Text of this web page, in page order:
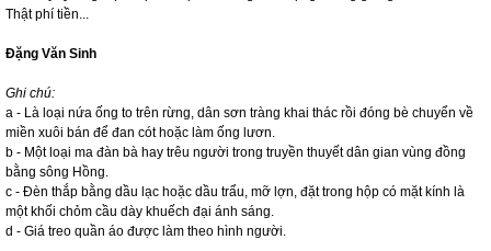
Thật phí tiền...
Đặng Văn Sinh
Ghi chú:
a - Là loại nứa ống to trên rừng, dân sơn tràng khai thác rồi đóng bè chuyển về
miền xuôi bán để đan cót hoặc làm ống lươn.
b - Một loại ma đàn bà hay trêu người trong truyền thuyết dân gian vùng đồng
bằng sông Hồng.
c - Đèn thắp bằng dầu lạc hoặc dầu trẩu, mỡ lợn, đặt trong hộp có mặt kính là
một khối chỏm cầu dày khuếch đại ánh sáng.
d - Giá treo quần áo được làm theo hình người.